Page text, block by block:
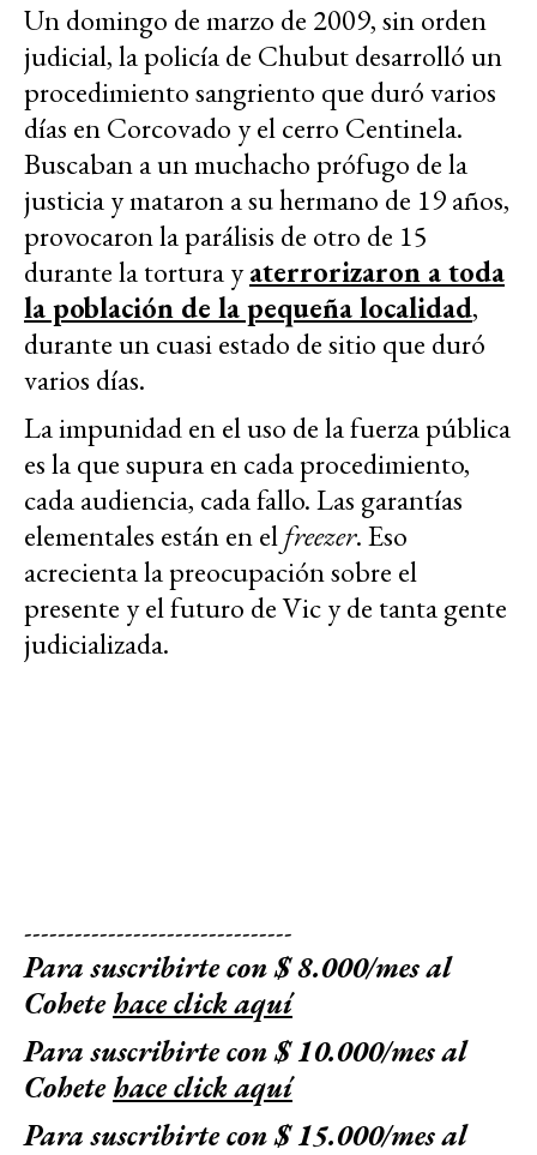
Un domingo de marzo de 2009, sin orden
judicial, la policía de Chubut desarrolló un
procedimiento sangriento que duró varios
días en Corcovado y el cerro Centinela.
Buscaban a un muchacho prófugo de la
justicia y mataron a su hermano de 19 años,
provocaron la parálisis de otro de 15
durante la tortura yaterrorizaron a toda
la población de la pequeña localidad,
durante un cuasi estado de sitio que duró
varios días.
La impunidad en el uso de la fuerza pública
es la que supura en cada procedimiento,
cada audiencia, cada fallo. Las garantías
elementales están en elfreezer. Eso
acrecienta la preocupación sobre el
presente y el futuro de Vic y de tanta gente
judicializada.
--------------------------------
Para suscribirte con $ 8.000/mes al
Cohetehace click aquí
Para suscribirte con $ 10.000/mes al
Cohetehace click aquí
Para suscribirte con $ 15.000/mes al